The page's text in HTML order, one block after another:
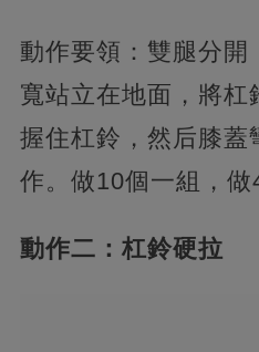
動作要領：雙腿分開
寬站立在地面，將杠
握住杠鈴，然后膝蓋
作。做10個一組，做
動作二：杠鈴硬拉